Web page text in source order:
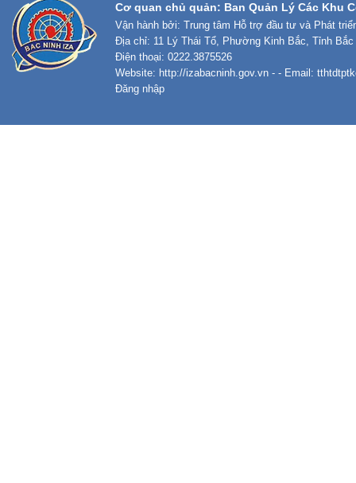
Cơ quan chủ quản: Ban Quản Lý Các Khu
Vận hành bởi: Trung tâm Hỗ trợ đầu tư và Phát
Địa chỉ: 11 Lý Thái Tổ, Phường Kinh Bắc, Tỉnh Bắc
Điện thoại: 0222.3875526
Website: http://izabacninh.gov.vn - - Email:
Đăng nhập